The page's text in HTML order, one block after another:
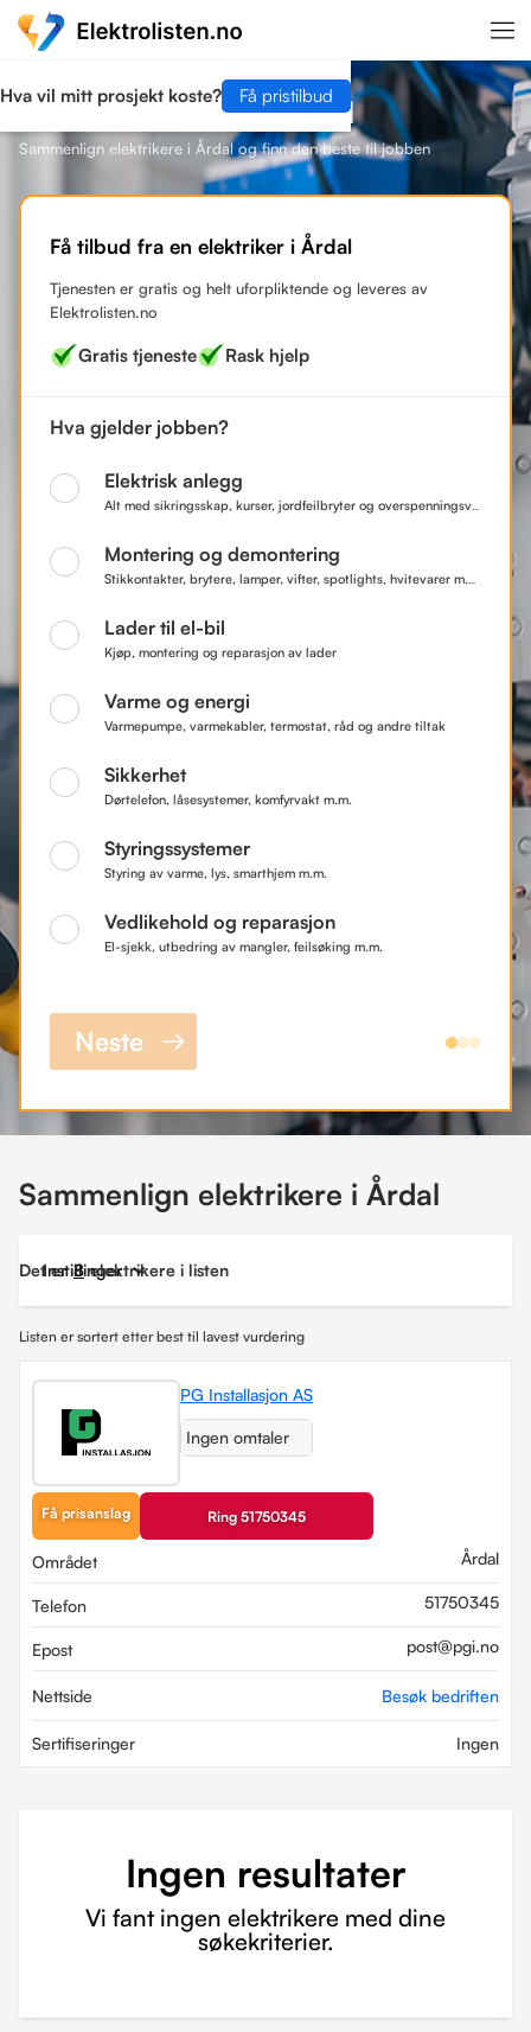
Hva vil mitt prosjekt koste? Få pristilbud
Finn en elektriker i Årdal
Sammenlign elektrikere i Årdal og finn den beste til jobben
Få tilbud fra en elektriker i Årdal
Tjenesten er gratis og helt uforpliktende og leveres av
Elektrolisten.no
Gratis tjeneste Rask hjelp
Hva gjelder jobben?
Elektrisk anlegg
Montering og demontering
Lader til el-bil
Kjøp, montering og reparasjon av lader
Varme og energi
Varmepumpe, varmekabler, termostat, råd og andre tiltak
Sikkerhet
Dørtelefon, låsesystemer, komfyrvakt m.m.
Styringssystemer
Styring av varme, lys, smarthjem m.m.
Vedlikehold og reparasjon
El-sjekk, utbedring av mangler, feilsøking m.m.
Neste
Sammenlign elektrikere i Årdal
Det er 8 elektrikere i listen
Instillinger
Listen er sortert etter best til lavest vurdering
PG Installasjon AS
Ingen omtaler
Få prisanslag Ring 51750345
Området Årdal
Telefon 51750345
Epost post@pgi.no
Nettside Besøk bedriften
Sertifiseringer Ingen
Ingen resultater
Vi fant ingen elektrikere med dine
søkekriterier.